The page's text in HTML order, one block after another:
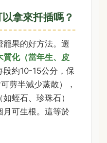
拿來扦插嗎？
籠果的好方法。選
質化（當年生、皮
段約10-15公分，保
剪半減少蒸散），
蛭石、珍珠石）
月可生根。這等於